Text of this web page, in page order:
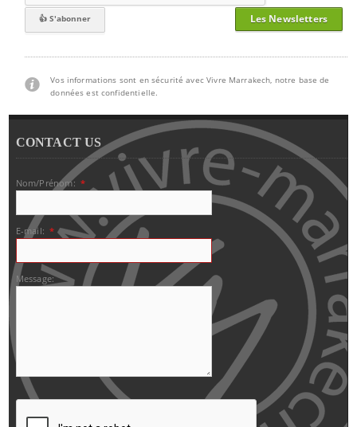
Les Newsletters
Vos informations sont en sécurité avec Vivre Marrakech, notre base de
données est confidentielle.
CONTACT US
Nom/Prénom: *
E-mail: *
Message: